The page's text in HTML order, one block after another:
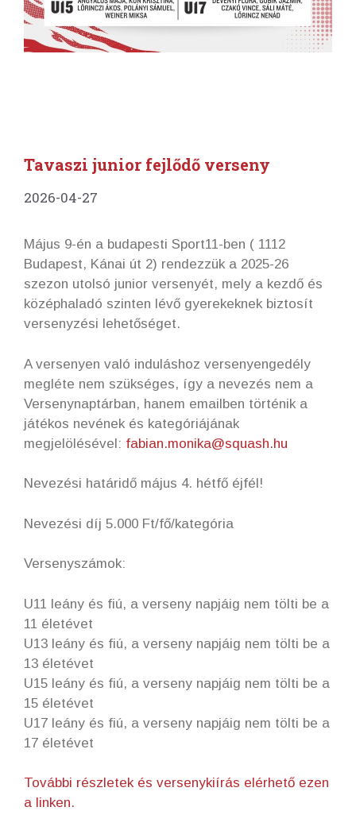
Tavaszi junior fejlődő verseny
2026-04-27
Május 9-én a budapesti Sport11-ben ( 1112
Budapest, Kánai út 2) rendezzük a 2025-26
szezon utolsó junior versenyét, mely a kezdő és
középhaladó szinten lévő gyerekeknek biztosít
versenyzési lehetőséget.
A versenyen való induláshoz versenyengedély
megléte nem szükséges, így a nevezés nem a
Versenynaptárban, hanem emailben történik a
játékos nevének és kategóriájának
megjelölésével: fabian.monika@squash.hu
Nevezési határidő május 4. hétfő éjfél!
Nevezési díj 5.000 Ft/fő/kategória
Versenyszámok:
U11 leány és fiú, a verseny napjáig nem tölti be a
11 életévet
U13 leány és fiú, a verseny napjáig nem tölti be a
13 életévet
U15 leány és fiú, a verseny napjáig nem tölti be a
15 életévet
U17 leány és fiú, a verseny napjáig nem tölti be a
17 életévet
További részletek és versenykiírás elérhető ezen
a linken.